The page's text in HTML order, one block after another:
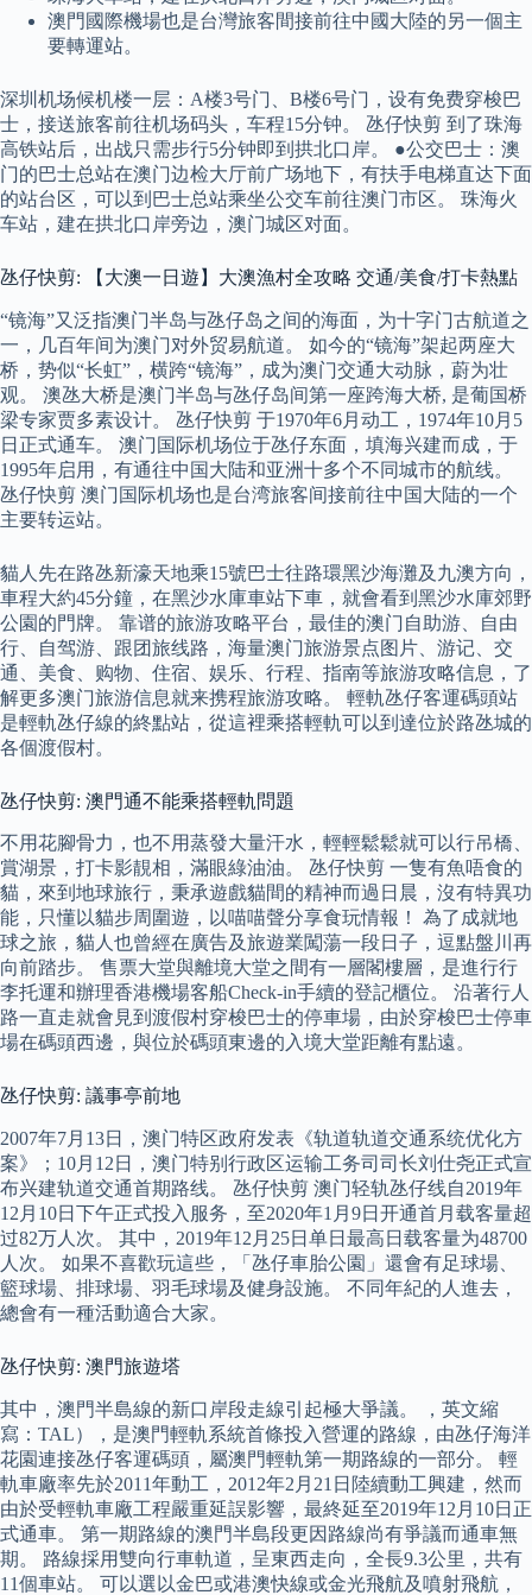
澳門國際機場也是台灣旅客間接前往中國大陸的另一個主
要轉運站。
深圳机场候机楼一层：A楼3号门、B楼6号门，设有免费穿梭巴
士，接送旅客前往机场码头，车程15分钟。 氹仔快剪 到了珠海
高铁站后，出战只需步行5分钟即到拱北口岸。 ●公交巴士：澳
门的巴士总站在澳门边检大厅前广场地下，有扶手电梯直达下面
的站台区，可以到巴士总站乘坐公交车前往澳门市区。 珠海火
车站，建在拱北口岸旁边，澳门城区对面。
氹仔快剪: 【大澳一日遊】大澳漁村全攻略 交通/美食/打卡熱點
“镜海”又泛指澳门半岛与氹仔岛之间的海面，为十字门古航道之
一，几百年间为澳门对外贸易航道。 如今的“镜海”架起两座大
桥，势似“长虹”，横跨“镜海”，成为澳门交通大动脉，蔚为壮
观。 澳氹大桥是澳门半岛与氹仔岛间第一座跨海大桥, 是葡国桥
梁专家贾多素设计。 氹仔快剪 于1970年6月动工，1974年10月5
日正式通车。 澳门国际机场位于氹仔东面，填海兴建而成，于
1995年启用，有通往中国大陆和亚洲十多个不同城市的航线。
氹仔快剪 澳门国际机场也是台湾旅客间接前往中国大陆的一个
主要转运站。
貓人先在路氹新濠天地乘15號巴士往路環黑沙海灘及九澳方向，
車程大約45分鐘，在黑沙水庫車站下車，就會看到黑沙水庫郊野
公園的門牌。 靠谱的旅游攻略平台，最佳的澳门自助游、自由
行、自驾游、跟团旅线路，海量澳门旅游景点图片、游记、交
通、美食、购物、住宿、娱乐、行程、指南等旅游攻略信息，了
解更多澳门旅游信息就来携程旅游攻略。 輕軌氹仔客運碼頭站
是輕軌氹仔線的終點站，從這裡乘搭輕軌可以到達位於路氹城的
各個渡假村。
氹仔快剪: 澳門通不能乘搭輕軌問題
不用花腳骨力，也不用蒸發大量汗水，輕輕鬆鬆就可以行吊橋、
賞湖景，打卡影靚相，滿眼綠油油。 氹仔快剪 一隻有魚唔食的
貓，來到地球旅行，秉承遊戲貓間的精神而過日晨，沒有特異功
能，只懂以貓步周圍遊，以喵喵聲分享食玩情報！ 為了成就地
球之旅，貓人也曾經在廣告及旅遊業闖蕩一段日子，逗點盤川再
向前踏步。 售票大堂與離境大堂之間有一層閣樓層，是進行行
李托運和辦理香港機場客船Check-in手續的登記櫃位。 沿著行人
路一直走就會見到渡假村穿梭巴士的停車場，由於穿梭巴士停車
場在碼頭西邊，與位於碼頭東邊的入境大堂距離有點遠。
氹仔快剪: 議事亭前地
2007年7月13日，澳门特区政府发表《轨道轨道交通系统优化方
案》；10月12日，澳门特别行政区运输工务司司长刘仕尧正式宣
布兴建轨道交通首期路线。 氹仔快剪 澳门轻轨氹仔线自2019年
12月10日下午正式投入服务，至2020年1月9日开通首月载客量超
过82万人次。 其中，2019年12月25日单日最高日载客量为48700
人次。 如果不喜歡玩這些，「氹仔車胎公園」還會有足球場、
籃球場、排球場、羽毛球場及健身設施。 不同年紀的人進去，
總會有一種活動適合大家。
氹仔快剪: 澳門旅遊塔
其中，澳門半島線的新口岸段走線引起極大爭議。 ，英文縮
寫：TAL），是澳門輕軌系統首條投入營運的路線，由氹仔海洋
花園連接氹仔客運碼頭，屬澳門輕軌第一期路線的一部分。 輕
軌車廠率先於2011年動工，2012年2月21日陸續動工興建，然而
由於受輕軌車廠工程嚴重延誤影響，最終延至2019年12月10日正
式通車。 第一期路線的澳門半島段更因路線尚有爭議而通車無
期。 路線採用雙向行車軌道，呈東西走向，全長9.3公里，共有
11個車站。 可以選以金巴或港澳快線或金光飛航及噴射飛航，